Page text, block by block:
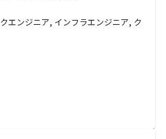
エンジニア, インフラエンジニア, ク